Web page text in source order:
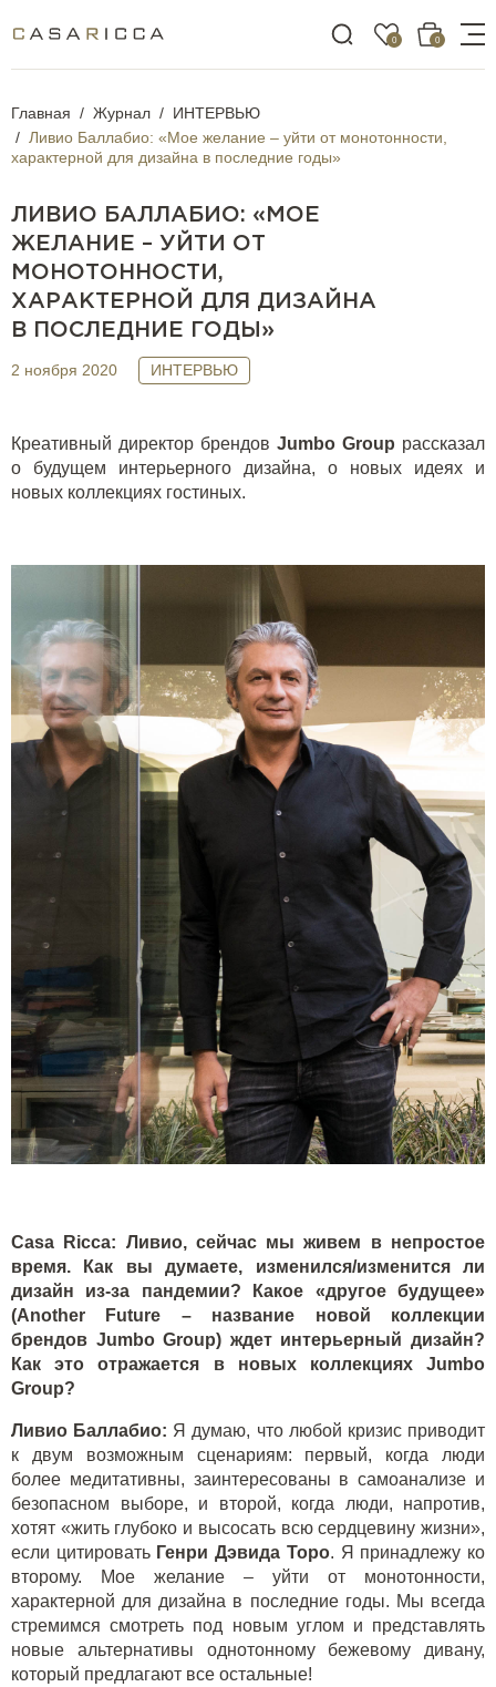
0 0
Главная Журнал
ИНТЕРВЬЮ
Ливио Баллабио: «Мое желание – уйти от монотонности,
характерной для дизайна в последние годы»
ЛИВИО БАЛЛАБИО: «МОЕ
ЖЕЛАНИЕ – УЙТИ ОТ
МОНОТОННОСТИ,
ХАРАКТЕРНОЙ ДЛЯ ДИЗАЙНА
В ПОСЛЕДНИЕ ГОДЫ»
2 ноября 2020 ИНТЕРВЬЮ
Креативный директор брендов Jumbo Group рассказал
о будущем интерьерного дизайна, о новых идеях и
новых коллекциях гостиных.
Casa Ricca: Ливио, сейчас мы живем в непростое
время. Как вы думаете, изменился/изменится ли
дизайн из-за пандемии? Какое «другое будущее»
(Another Future – название новой коллекции
брендов Jumbo Group) ждет интерьерный дизайн?
Как это отражается в новых коллекциях Jumbo
Group?
Ливио Баллабио: Я думаю, что любой кризис приводит
к двум возможным сценариям: первый, когда люди
более медитативны, заинтересованы в самоанализе и
безопасном выборе, и второй, когда люди, напротив,
хотят «жить глубоко и высосать всю сердцевину жизни»,
если цитировать Генри Дэвида Торо. Я принадлежу ко
второму. Мое желание – уйти от монотонности,
характерной для дизайна в последние годы. Мы всегда
стремимся смотреть под новым углом и представлять
новые альтернативы однотонному бежевому дивану,
который предлагают все остальные!